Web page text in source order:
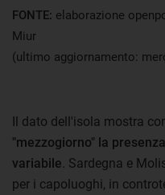
FONTE: elaborazione
Miur
(ultimo aggiornamento:
Il dato dell'isola mostra
"mezzogiorno" la
variabile. Sardegna e
per i capoluoghi, in